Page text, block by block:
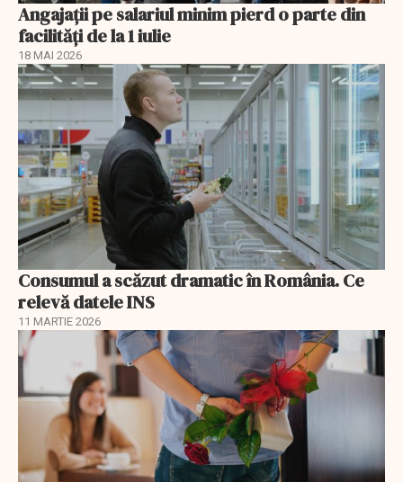
Angajații pe salariul minim pierd o parte din
facilități de la 1 iulie
18 MAI 2026
Consumul a scăzut dramatic în România. Ce
relevă datele INS
11 MARTIE 2026